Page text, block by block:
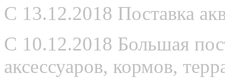
С 13.12.2018 Поставка
С 10.12.2018 Большая
аксессуаров, кормов,